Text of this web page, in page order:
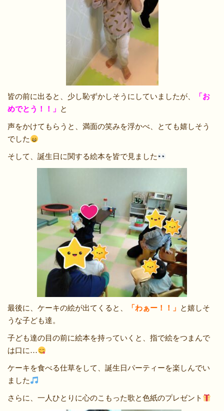
皆の前に出ると、少し恥ずかしそうにしていましたが、
「お
めでとう！！」 と
声をかけてもらうと、満面の笑みを浮かべ、とても嬉しそう
でした
そして、誕生日に関する絵本を皆で見ました
最後に、ケーキの絵が出てくると、 「わぁー！！」 と嬉しそ
うな子ども達。
子ども達の目の前に絵本を持っていくと、指で絵をつまんで
は口に…
ケーキを食べる仕草をして、誕生日パーティーを楽しんでい
ました
さらに、一人ひとりに心のこもった歌と色紙のプレゼント